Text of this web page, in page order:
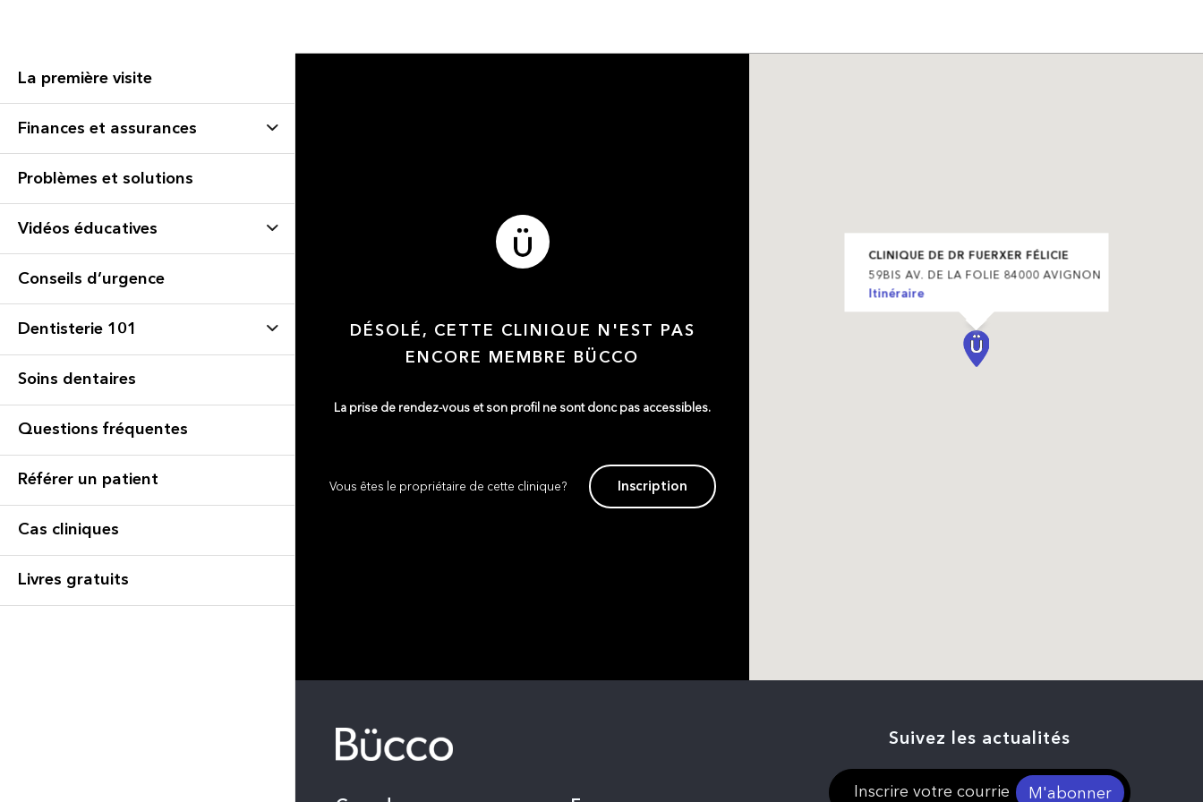
La première visite
Finances et assurances
Problèmes et solutions
Vidéos éducatives
Conseils d’urgence
Dentisterie 101
Soins dentaires
Questions fréquentes
Référer un patient
Cas cliniques
Livres gratuits
DÉSOLÉ, CETTE CLINIQUE N'EST PAS
ENCORE MEMBRE BÜCCO
La prise de rendez-vous et son profil ne sont donc pas accessibles.
Vous êtes le propriétaire de cette clinique? Inscription
CLINIQUE DE DR FUERXER FÉLICIE
59BIS AV. DE LA FOLIE 84000 AVIGNON
Itinéraire
Suivez les actualités
M'abonner